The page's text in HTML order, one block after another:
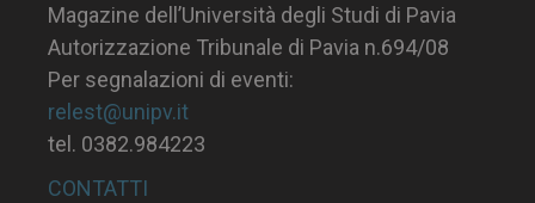
Magazine dell’Università degli Studi di Pavia
Autorizzazione Tribunale di Pavia n.694/08
Per segnalazioni di eventi:
relest@unipv.it
tel. 0382.984223
CONTATTI